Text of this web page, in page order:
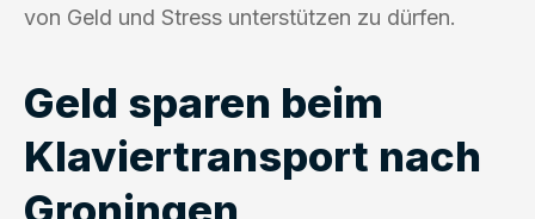
von Geld und Stress unterstützen zu dürfen.
Geld sparen beim
Klaviertransport nach